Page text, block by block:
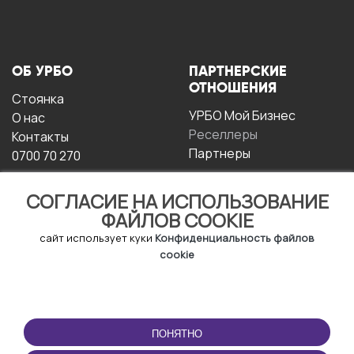
СОГЛАСИЕ НА ИСПОЛЬЗОВАНИЕ
ФАЙЛОВ COOKIE
сайт использует куки Конфиденциальность файлов
cookie
ПОНЯТНО
ОБ УРБО
Стоянка
О нас
Контакты
0700 70 270
ПАРТНЕРСКИЕ
ОТНОШЕНИЯ
УРБО Мой Бизнес
Реселлеры
Партнеры
ЭКСПЛУАТАЦИИ
Условия и положения
ПРИЛОЖЕНИЕ